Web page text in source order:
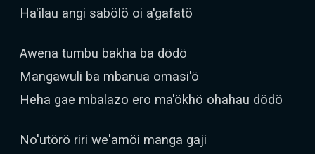
Ha'ilau angi sabölö oi a'gafatö
Awena tumbu bakha ba dödö
Mangawuli ba mbanua omasi'ö
Heha gae mbalazo ero ma'ökhö ohahau dödö
No'utörö riri we'amöi manga gaji